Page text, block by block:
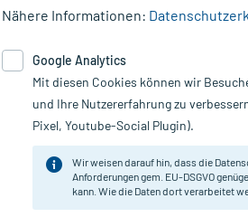
/
Nur für kurze
Nähere Informationen:
Google Analytics
Mit diesen Cookies können wir
und Ihre Nutzererfahrung zu
Pixel, Youtube-Social Plugin).
Wir weisen darauf hin, dass die
Anforderungen gem. EU-DSGVO
kann. Wie die Daten dort verarbeitet